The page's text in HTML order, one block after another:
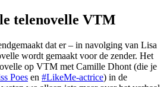
telenovelle VTM
dat er – in navolging van Lisa
wordt gemaakt voor de zender. Het
op VTM met Camille Dhont (die je
Poes en #LikeMe-actrice) in de